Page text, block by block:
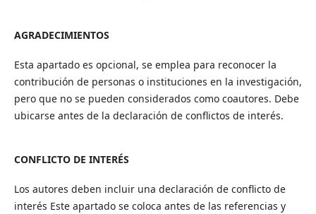
AGRADECIMIENTOS
Esta apartado es opcional, se emplea para reconocer la
contribución de personas o instituciones en la investigación,
pero que no se pueden considerados como coautores. Debe
ubicarse antes de la declaración de conflictos de interés.
CONFLICTO DE INTERÉS
Los autores deben incluir una declaración de conflicto de
interés Este apartado se coloca antes de las referencias y